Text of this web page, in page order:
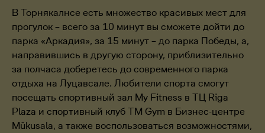
В Торнякалнсе есть множество красивых мест для
прогулок – всего за 10 минут вы сможете дойти до
парка «Аркадия», за 15 минут – до парка Победы, а,
направившись в другую сторону, приблизительно
за полчаса доберетесь до современного парка
отдыха на Луцавсале. Любители спорта смогут
посещать спортивный зал My Fitness в ТЦ Riga
Plaza и спортивный клуб TM Gym в Бизнес-центре
Mūkusala, а также воспользоваться возможностями,